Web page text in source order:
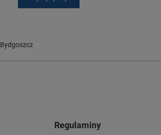
Bydgoszcz
Regulaminy